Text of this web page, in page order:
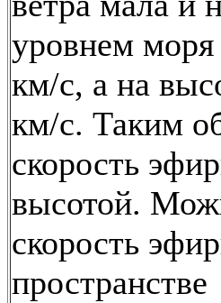
уровнем моря
км/с, а на
км/с. Таким
скорость
высотой.
скорость
пространстве